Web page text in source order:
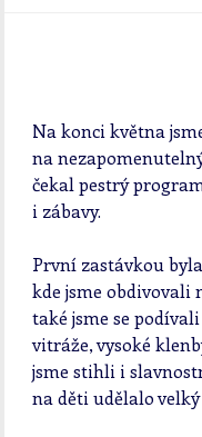
Na konci května
na
čekal pestrý
i zábavy.
První zastávkou
kde jsme obdivovali
také jsme se
vitráže, vysoké
jsme stihli i
na děti udělalo velký